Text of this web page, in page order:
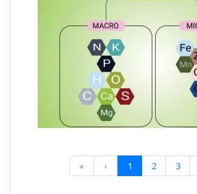
« ‹ 1 2 3